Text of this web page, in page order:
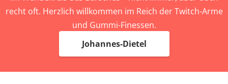
recht oft. Herzlich willkommen im Reich der Twitch-Arme
und Gummi-Finessen.
Johannes-Dietel